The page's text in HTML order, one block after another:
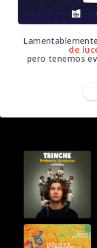
de
pero tenemos